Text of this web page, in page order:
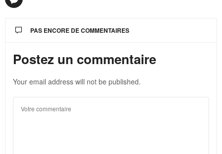
PAS ENCORE DE COMMENTAIRES
Postez un commentaire
Your email address will not be published.